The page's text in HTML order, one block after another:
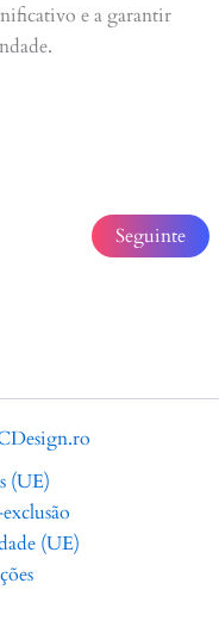
e a garantir
Seguinte
(UE)
(UE)